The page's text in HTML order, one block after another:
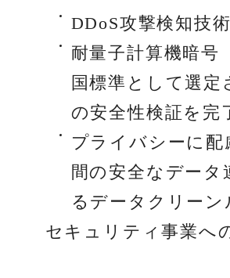
DDoS攻撃検知技
耐量子計算機暗号
国標準として選定
の安全性検証を完
プライバシーに配
間の安全なデータ
るデータクリーン
セキュリティ事業へ